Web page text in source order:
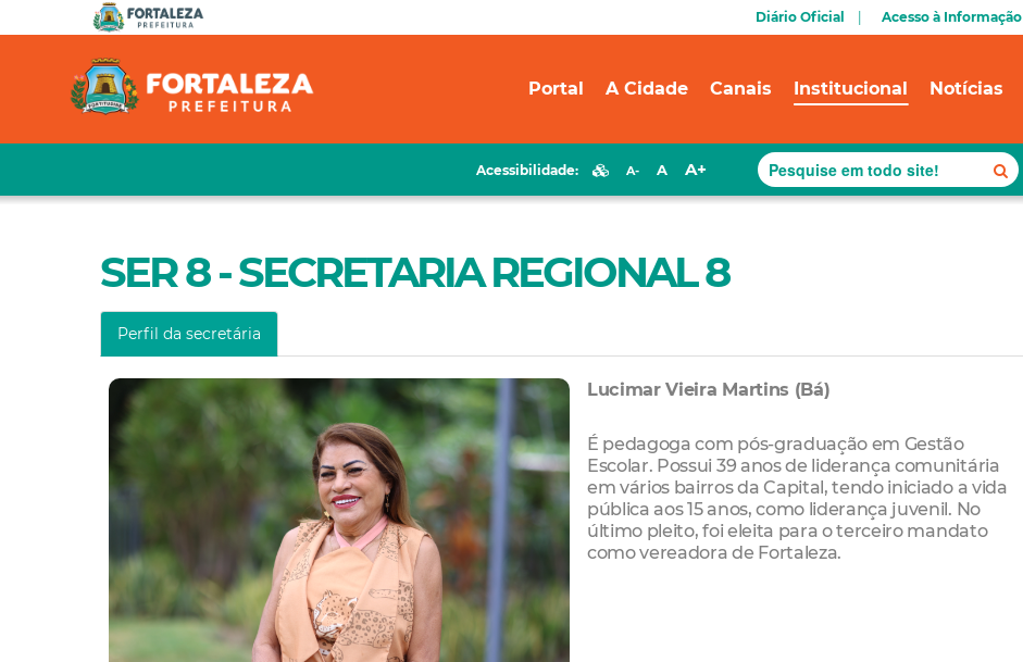
Diário Oficial Acesso à Informação
Portal A Cidade Canais Institucional Notícias
Acessibilidade: A- A A+
SER 8 - SECRETARIA REGIONAL 8
Perfil da secretária
Lucimar Vieira Martins (Bá)
É pedagoga com pós-graduação em Gestão
Escolar. Possui 39 anos de liderança comunitária
em vários bairros da Capital, tendo iniciado a vida
pública aos 15 anos, como liderança juvenil. No
último pleito, foi eleita para o terceiro mandato
como vereadora de Fortaleza.